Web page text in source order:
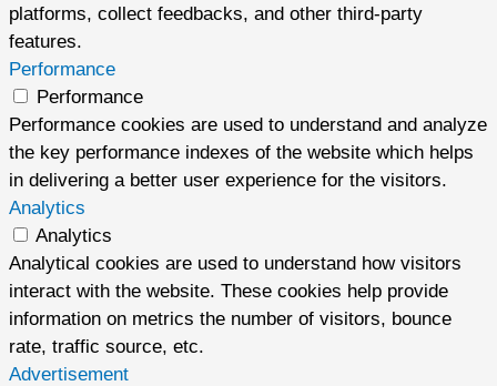
platforms, collect feedbacks, and other third-party
features.
Performance
Performance
Performance cookies are used to understand and analyze
the key performance indexes of the website which helps
in delivering a better user experience for the visitors.
Analytics
Analytics
Analytical cookies are used to understand how visitors
interact with the website. These cookies help provide
information on metrics the number of visitors, bounce
rate, traffic source, etc.
Advertisement